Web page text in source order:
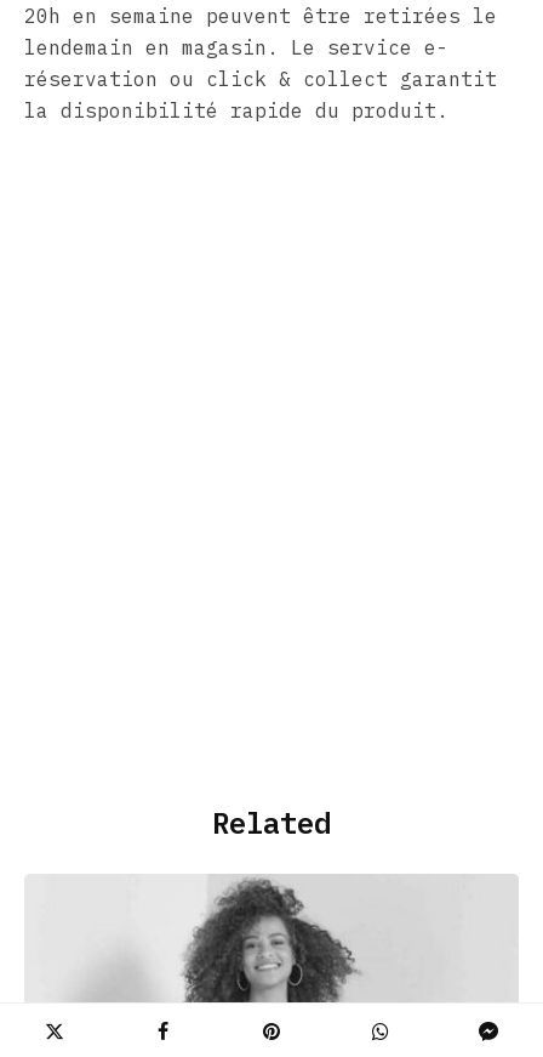
20h en semaine peuvent être retirées le
lendemain en magasin. Le service e-
réservation ou click & collect garantit
la disponibilité rapide du produit.
Related